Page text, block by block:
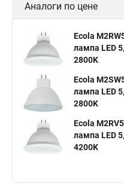
Аналоги по цене
Ecola
лампа LED
2800K
Ecola
лампа LED
2800K
Ecola
лампа LED
4200K